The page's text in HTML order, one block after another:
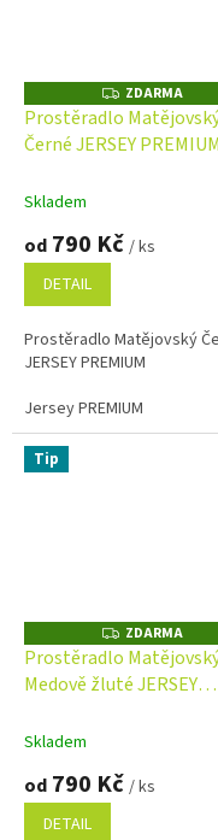
Z
D
A
R
ZDARMA
Prostěradlo
Černé JERSEY PREMIUM
Skladem
od 790 Kč / ks
DETAIL
Prostěradlo Matějovský
JERSEY PREMIUM
Jersey PREMIUM
Tip
Z
D
A
R
ZDARMA
Prostěradlo
Medově žluté JERSEY
Skladem
od 790 Kč / ks
DETAIL